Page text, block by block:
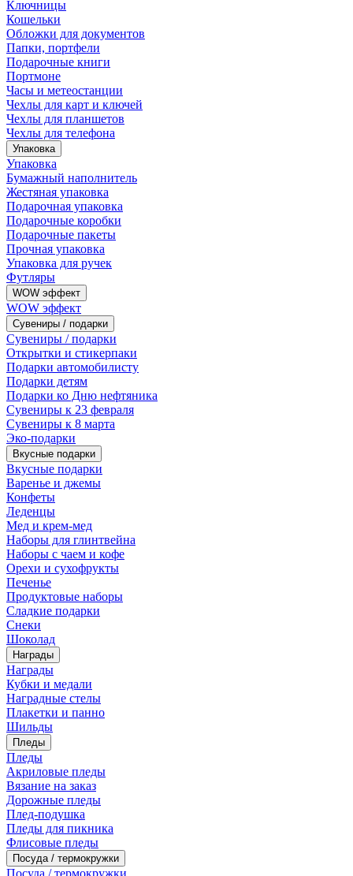
Ключницы
Кошельки
Обложки для документов
Папки, портфели
Подарочные книги
Портмоне
Часы и метеостанции
Чехлы для карт и ключей
Чехлы для планшетов
Чехлы для телефона
Упаковка
Упаковка
Бумажный наполнитель
Жестяная упаковка
Подарочная упаковка
Подарочные коробки
Подарочные пакеты
Прочная упаковка
Упаковка для ручек
Футляры
WOW эффект
WOW эффект
Сувениры / подарки
Сувениры / подарки
Открытки и стикерпаки
Подарки автомобилисту
Подарки детям
Подарки ко Дню нефтяника
Сувениры к 23 февраля
Сувениры к 8 марта
Эко-подарки
Вкусные подарки
Вкусные подарки
Варенье и джемы
Конфеты
Леденцы
Мед и крем-мед
Наборы для глинтвейна
Наборы с чаем и кофе
Орехи и сухофрукты
Печенье
Продуктовые наборы
Сладкие подарки
Снеки
Шоколад
Награды
Награды
Кубки и медали
Наградные стелы
Плакетки и панно
Шильды
Пледы
Пледы
Акриловые пледы
Вязание на заказ
Дорожные пледы
Плед-подушка
Пледы для пикника
Флисовые пледы
Посуда / термокружки
Посуда / термокружки